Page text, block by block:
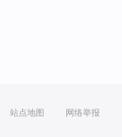
站点地图 网络举报